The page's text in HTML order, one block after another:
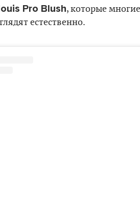
Pro Blush, которые
естественно.